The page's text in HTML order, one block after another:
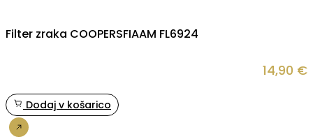
Filter zraka COOPERSFIAAM FL6924
14,90 €
Dodaj v košarico